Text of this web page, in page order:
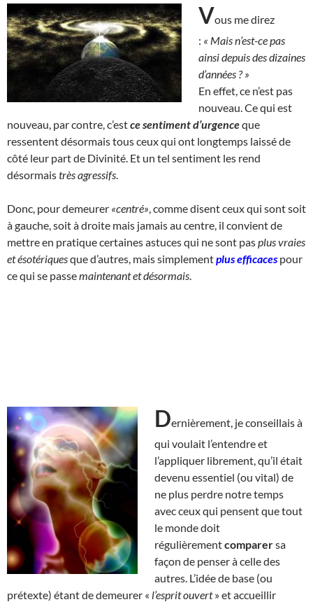
Vous me direz
: « Mais n’est-ce pas
ainsi depuis des dizaines
d’années ? »
En effet, ce n’est pas
nouveau. Ce qui est
nouveau, par contre, c’estce sentiment d’urgenceque
ressentent désormais tous ceux qui ont longtemps laissé de
côté leur part de Divinité. Et un tel sentiment les rend
désormaistrès agressifs
Donc, pour demeurer «centré» , comme disent ceux qui sont soit
à gauche, soit à droite mais jamais au centre, il convient de
mettre en pratique certaines astuces qui ne sont pasplus vraies
et ésotériquesque d’autres, mais simplementplus efficacespour
ce qui se passemaintenant et désormais
Dernièrement, je conseillais à
qui voulait l’entendre et
l’appliquer librement, qu’il était
devenu essentiel (ou vital) de
ne plus perdre notre temps
avec ceux qui pensent que tout
le monde doit
régulièrementcomparersa
façon de penser à celle des
autres. L’idée de base (ou
prétexte) étant de demeurer « l’esprit ouvert» et accueillir